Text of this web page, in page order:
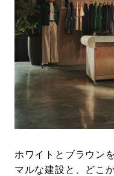
ホワイトとブラウン
マルな建設と、どこ